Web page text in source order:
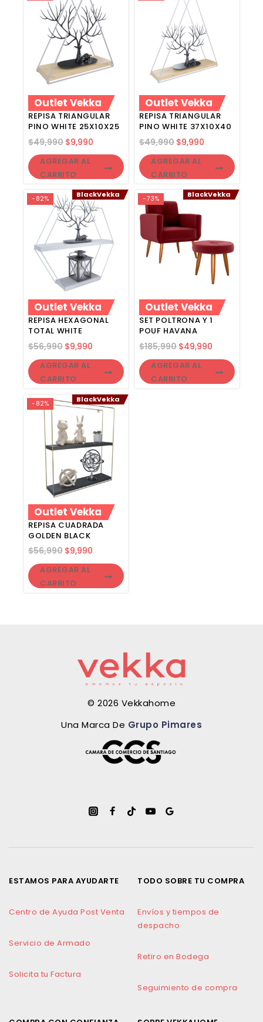
Outlet Vekka
REPISA TRIANGULAR
PINO WHITE 25X10X25
$49,990 $9,990
AGREGAR AL
CARRITO
Outlet Vekka
REPISA TRIANGULAR
PINO WHITE 37X10X40
$49,990 $9,990
AGREGAR AL
CARRITO
-82% BlackVekka
Outlet Vekka
REPISA HEXAGONAL
TOTAL WHITE
$56,990 $9,990
AGREGAR AL
CARRITO
-73% BlackVekka
Outlet Vekka
SET POLTRONA Y 1
POUF HAVANA
$185,990 $49,990
AGREGAR AL
CARRITO
-82% BlackVekka
Outlet Vekka
REPISA CUADRADA
GOLDEN BLACK
$56,990 $9,990
AGREGAR AL
CARRITO
© 2026 Vekkahome
Una Marca De Grupo Pimares
ESTAMOS PARA AYUDARTE
Centro de Ayuda Post Venta
Servicio de Armado
Solicita tu Factura
TODO SOBRE TU COMPRA
Envíos y tiempos de
despacho
Retiro en Bodega
Seguimiento de compra